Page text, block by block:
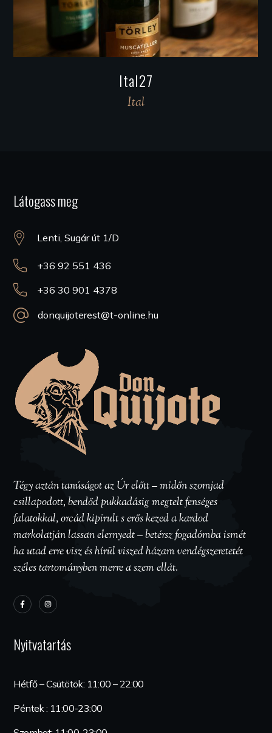
Ital19
Ital
Látogass meg
Lenti, Sugár út 1/D
+36 92 551 436
+36 30 901 4378
donquijoterest@t-online.hu
Tégy aztán tanúságot az Úr előtt – midőn szomjad
csillapodott, bendőd pukkadásig megtelt fenséges
falatokkal, orcád kipirult s erős kezed a kardod
markolatján lassan elernyedt – betérsz fogadómba ismét
ha utad erre visz és hírül viszed házam vendégszeretetét
széles tartományben merre a szem ellát.
Nyitvatartás
Hétfő – Csütötök: 11:00 – 22:00
Péntek : 11:00-23:00